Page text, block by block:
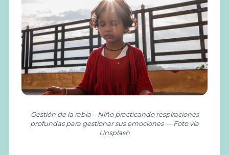
Gestión de la rabia – Niño practicando respiraciones
profundas para gestionar sus emociones — Foto vía
Unsplash